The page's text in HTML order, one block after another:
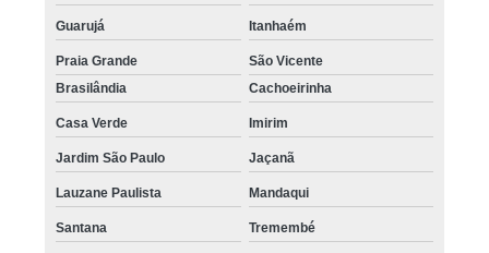
Guarujá Itanhaém
Praia Grande
São Vicente
Brasilândia
Cachoeirinha
Casa Verde Imirim
Jardim São Paulo Jaçanã
Lauzane Paulista Mandaqui
Santana Tremembé